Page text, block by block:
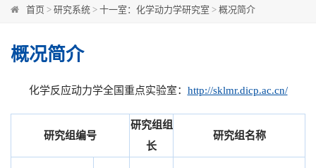
首页 > 研究系统 > 十一室：化学动力学研究室 > 概况简介
概况简介
化学反应动力学全国重点实验室： http://sklmr.dicp.ac.cn/
研究组编号
研究组组
长
研究组名称